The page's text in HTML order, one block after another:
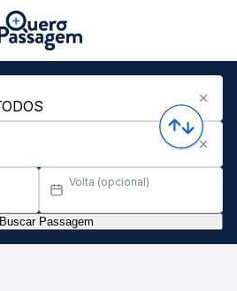
Volta (opcional)
Buscar Passagem